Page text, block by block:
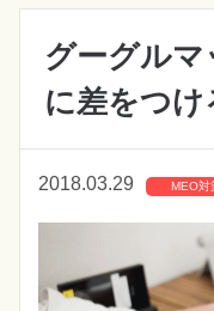
グーグルマ
に差をつ
2018.03.29 MEO対